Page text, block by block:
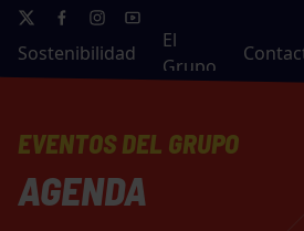
Sostenibilidad
El
Grupo
EVENTOS DEL GRUPO
AGENDA